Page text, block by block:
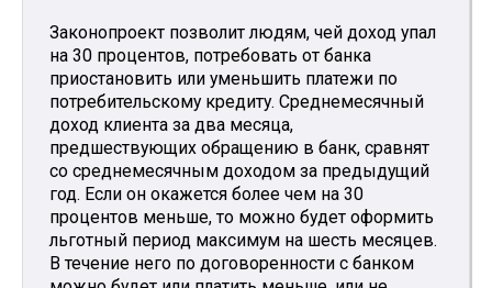
Законопроект позволит людям, чей доход упал
на 30 процентов, потребовать от банка
приостановить или уменьшить платежи по
потребительскому кредиту. Среднемесячный
доход клиента за два месяца,
предшествующих обращению в банк, сравнят
со среднемесячным доходом за предыдущий
год. Если он окажется более чем на 30
процентов меньше, то можно будет оформить
льготный период максимум на шесть месяцев.
В течение него по договоренности с банком